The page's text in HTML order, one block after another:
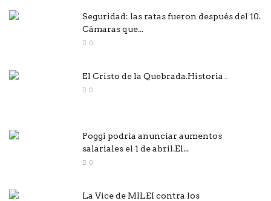
Seguridad: las ratas fueron después del 10.
Cámaras que...
0
El Cristo de la Quebrada.Historia .
0
Poggi podría anunciar aumentos
salariales el 1 de abril.El...
0
La Vice de MILEI contra los